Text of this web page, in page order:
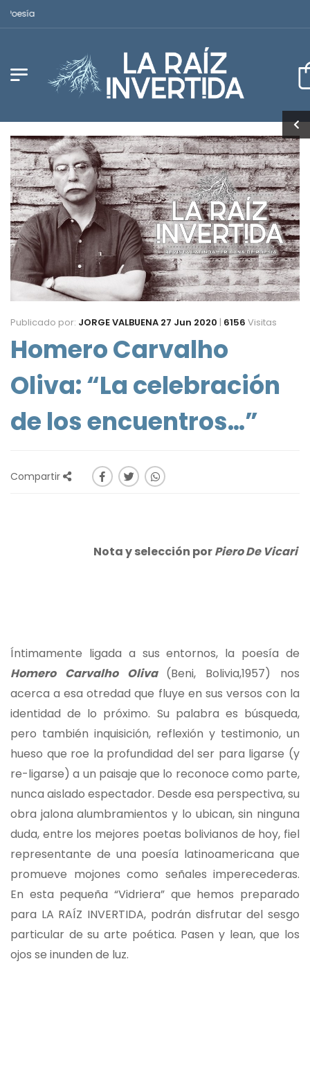
Publicado por: JORGE VALBUENA 27 Jun 2020 | 6156 Visitas
Homero Carvalho
Oliva: “La celebración
de los encuentros…”
Compartir
Nota y selección porPiero De Vicari
Íntimamente ligada a sus entornos, la poesía de
Homero Carvalho Oliva (Beni, Bolivia,1957) nos
acerca a esa otredad que fluye en sus versos con la
identidad de lo próximo. Su palabra es búsqueda,
pero también inquisición, reflexión y testimonio, un
hueso que roe la profundidad del ser para ligarse (y
re-ligarse) a un paisaje que lo reconoce como parte,
nunca aislado espectador. Desde esa perspectiva, su
obra jalona alumbramientos y lo ubican, sin ninguna
duda, entre los mejores poetas bolivianos de hoy, fiel
representante de una poesía latinoamericana que
promueve mojones como señales imperecederas.
En esta pequeña “Vidriera” que hemos preparado
para LA RAÍZ INVERTIDA, podrán disfrutar del sesgo
particular de su arte poética. Pasen y lean, que los
ojos se inunden de luz.